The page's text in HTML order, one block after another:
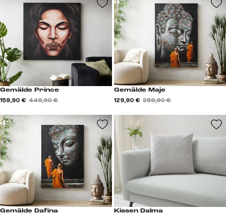
Gemälde Prince
159,90 € 449,90 €
Gemälde Maje
129,90 € 359,90 €
Gemälde Dafina Kissen Dalma